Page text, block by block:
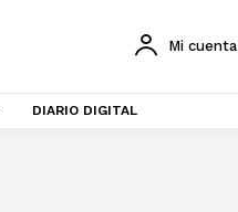
Mi cuenta
DIARIO DIGITAL